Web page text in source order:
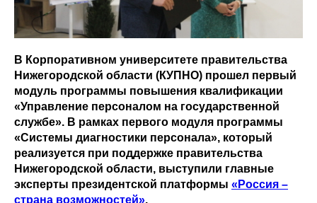
В Корпоративном университете правительства
Нижегородской области (КУПНО) прошел первый
модуль программы повышения квалификации
«Управление персоналом на государственной
службе». В рамках первого модуля программы
«Системы диагностики персонала», который
реализуется при поддержке правительства
Нижегородской области, выступили главные
эксперты президентской платформы «Россия –
страна возможностей».